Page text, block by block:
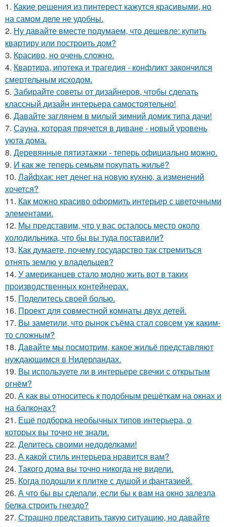
1. Какие решения из пинтерест кажутся красивыми, но
на самом деле не удобны.
2. Ну давайте вместе подумаем, что дешевле: купить
квартиру или построить дом?
3. Красиво, но очень сложно.
4. Квартира, ипотека и трагедия - конфликт закончился
смертельным исходом.
5. Забирайте советы от дизайнеров, чтобы сделать
классный дизайн интерьера самостоятельно!
6. Давайте заглянем в милый зимний домик типа дачи!
7. Сауна, которая прячется в диване - новый уровень
уюта дома.
8. Деревянные пятиэтажки - теперь официально можно.
9. И как же теперь семьям покупать жильё?
10. Лайфхак: нет денег на новую кухню, а изменений
хочется?
11. Как можно красиво оформить интерьер с цветочными
элементами.
12. Мы представим, что у вас осталось место около
холодильника, что бы вы туда поставили?
13. Как думаете, почему государство так стремиться
отнять землю у владельцев?
14. У американцев стало модно жить вот в таких
производственных контейнерах.
15. Поделитесь своей болью.
16. Проект для совместной комнаты двух детей.
17. Вы заметили, что рынок съёма стал совсем уж каким-
то сложным?
18. Давайте мы посмотрим, какое жильё представляют
нуждающимся в Нидерландах.
19. Вы используете ли в интерьере свечки с открытым
огнём?
20. А как вы относитесь к подобным решёткам на окнах и
на балконах?
21. Ещё подборка необычных типов интерьера, о
которых вы точно не знали.
22. Делитесь своими недоделками!
23. А какой стиль интерьера нравится вам?
24. Такого дома вы точно никогда не видели.
25. Когда подошли к плитке с душой и фантазией.
26. А что бы вы сделали, если бы к вам на окно залезла
белка строить гнездо?
27. Страшно представить такую ситуацию, но давайте